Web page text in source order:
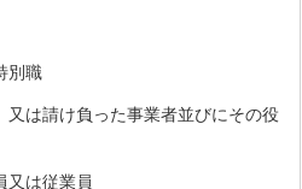
別職
は請け負った事業者並びにその役
は従業員